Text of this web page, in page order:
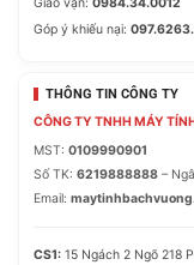
2 x USB 3.1 Gen 1
3 x Audio jack(s)
Internal I/O
1 x CPU Fan
1 x Chassis Fan
support(s)
Giao vận: 0984.34.0012
Góp ý khiếu nại:
THÔNG TIN CÔNG TY
CÔNG TY TNHH MÁY
MST: 0109990901
Số TK: 6219888888 –
Email:
CS1: 15 Ngách 2 Ngõ 218